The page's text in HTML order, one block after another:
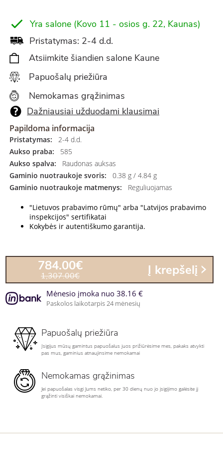
Yra salone (Kovo 11 - osios g. 22, Kaunas)
Pristatymas: 2-4 d.d.
Atsiimkite šiandien salone Kaune
Papuošalų priežiūra
Nemokamas grąžinimas
Dažniausiai užduodami klausimai
Papildoma informacija
Pristatymas:
2-4 d.d.
Aukso praba:
585
Aukso spalva:
Raudonas auksas
Gaminio nuotraukoje svoris:
0.38 g / 4.84 g
Gaminio nuotraukoje matmenys:
Reguliuojamas
"Lietuvos prabavimo rūmų" arba "Latvijos prabavimo
inspekcijos" sertifikatai
Kokybės ir autentiškumo garantija.
784.00€
1,307.00€ Į krepšelį
Mėnesio įmoka nuo 38.16 €
Paskolos laikotarpis 24 mėnesių
Papuošalų priežiūra
Įsigijus mūsų gamintus papuošalus juos prižiūrėsime mes, pakaks atvykti
pas mus, gaminius atnaujinsime nemokamai
Nemokamas grąžinimas
Jei papuošalas visgi Jums netiko, per 30 dienų nuo jo įsigijimo galėsite jį
grąžinti visiškai nemokamai.